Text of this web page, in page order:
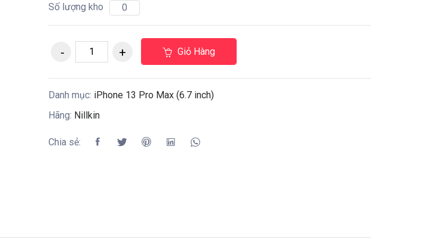
Số lượng kho
0
Giỏ Hàng
Danh mục: iPhone 13 Pro Max (6.7 inch)
Hãng: Nillkin
Chia sẻ: